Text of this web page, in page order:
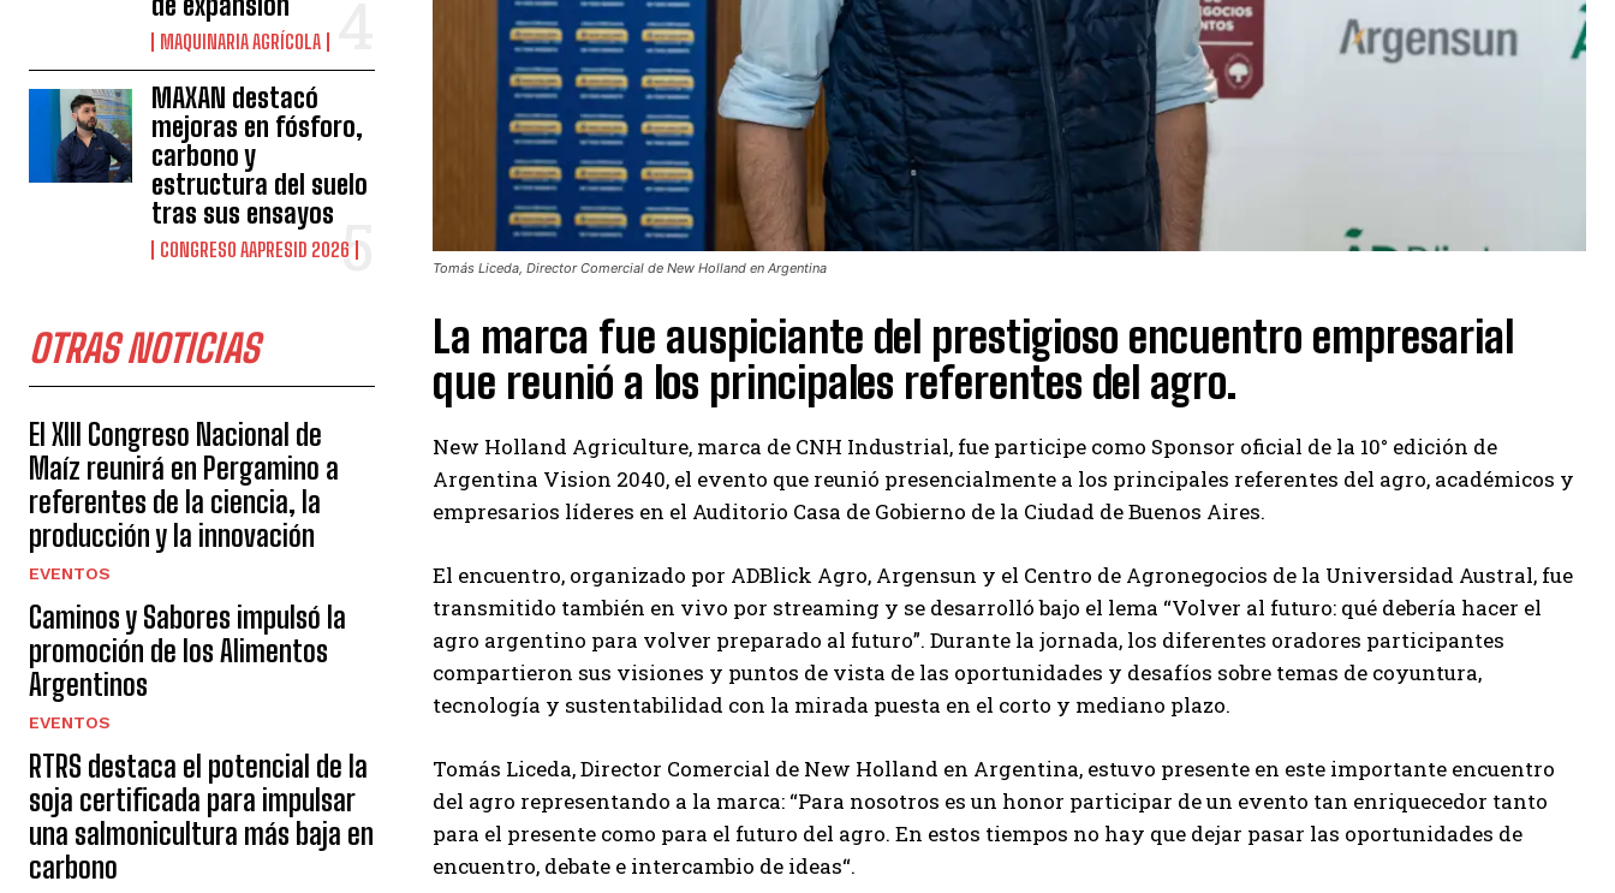
Suscribite al Newsletter
MAQUINARIA AGRÍCOLA
MAXAN destacó
mejoras en fósforo,
carbono y
estructura del suelo
tras sus ensayos
CONGRESO AAPRESID 2026
OTRAS NOTICIAS
El XIII Congreso Nacional de
Maíz reunirá en Pergamino a
referentes de la ciencia, la
producción y la innovación
EVENTOS
Caminos y Sabores impulsó la
promoción de los Alimentos
Argentinos
EVENTOS
RTRS destaca el potencial de la
soja certificada para impulsar
una salmonicultura más baja en
carbono
Tomás Liceda, Director Comercial de New Holland en Argentina
La marca fue auspiciante del prestigioso encuentro empresarial
que reunió a los principales referentes del agro.
New Holland Agriculture, marca de CNH Industrial, fue participe como Sponsor oficial de la 10° edición de
Argentina Vision 2040, el evento que reunió presencialmente a los principales referentes del agro, académicos y
empresarios líderes en el Auditorio Casa de Gobierno de la Ciudad de Buenos Aires.
El encuentro, organizado por ADBlick Agro, Argensun y el Centro de Agronegocios de la Universidad Austral, fue
transmitido también en vivo por streaming y se desarrolló bajo el lema “Volver al futuro: qué debería hacer el
agro argentino para volver preparado al futuro”. Durante la jornada, los diferentes oradores participantes
compartieron sus visiones y puntos de vista de las oportunidades y desafíos sobre temas de coyuntura,
tecnología y sustentabilidad con la mirada puesta en el corto y mediano plazo.
Tomás Liceda, Director Comercial de New Holland en Argentina, estuvo presente en este importante encuentro
del agro representando a la marca: “Para nosotros es un honor participar de un evento tan enriquecedor tanto
para el presente como para el futuro del agro. En estos tiempos no hay que dejar pasar las oportunidades de
encuentro, debate e intercambio de ideas“.